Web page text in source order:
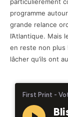
programme
grande relance
l’Atlantique. Mais
en reste non
lâcher qu’ils ont